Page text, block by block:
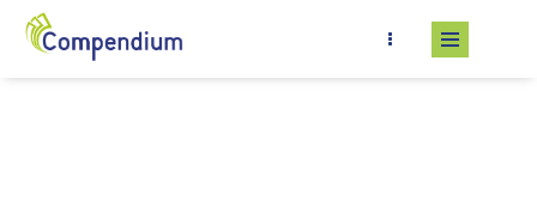
Salta al contenuto principale